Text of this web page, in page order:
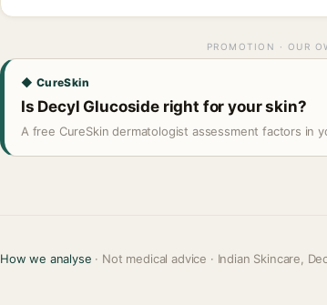
PROMOTION · OUR
◆ CureSkin
Is Decyl Glucoside right for your skin?
A free CureSkin dermatologist assessment factors in
How we analyse · Not medical advice · Indian Skincare,